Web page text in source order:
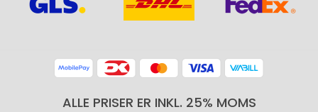
ALLE PRISER ER INKL. 25% MOMS